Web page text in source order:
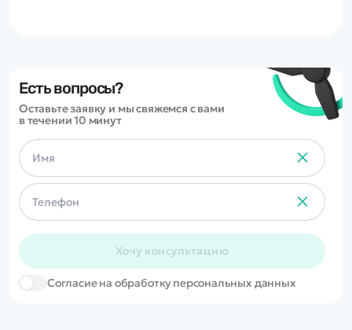
Есть вопросы?
Оставьте заявку и мы свяжемся с вами
в течении 10 минут
Хочу консультацию
Cогласие на обработку персональных данных